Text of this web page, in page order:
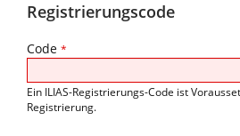
Registrierungscode
Code *
Ein ILIAS-Registrierungs-Code ist
Registrierung.